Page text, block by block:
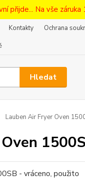
přijde... Na vše
Kontakty
Ochrana
Hledat
Lauben Air Fryer Oven